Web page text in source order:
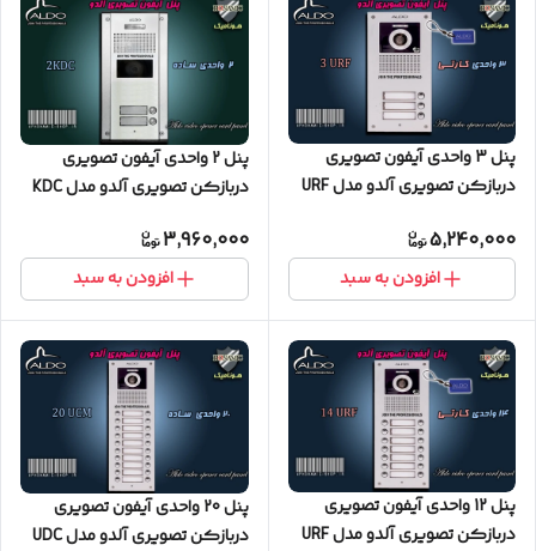
پنل 3 واحدی آیفون تصویری
دربازکن تصویری آلدو مدل URF
5,240,000
افزودن به سبد
پنل 2 واحدی آیفون تصویری
دربازکن تصویری آلدو مدل KDC
3,960,000
افزودن به سبد
پنل 12 واحدی آیفون تصویری
دربازکن تصویری آلدو مدل URF
پنل 20 واحدی آیفون تصویری
دربازکن تصویری آلدو مدل UDC